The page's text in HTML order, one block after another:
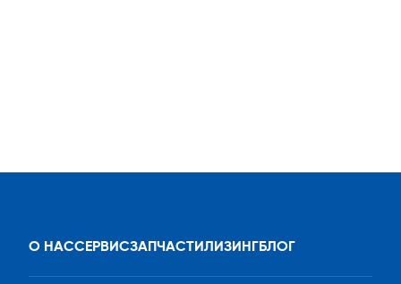
О НАССЕРВИСЗАПЧАСТИЛИЗИНГБЛОГ